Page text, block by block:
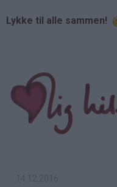
Lykke til alle sammen!